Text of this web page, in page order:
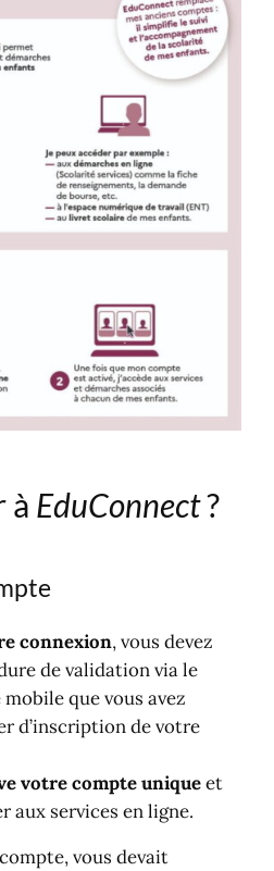
à EduConnect?
connexion, vous devez
de validation via le
que vous avez
d’inscription de votre
votre compte uniqueet
aux services en ligne.
vous devait